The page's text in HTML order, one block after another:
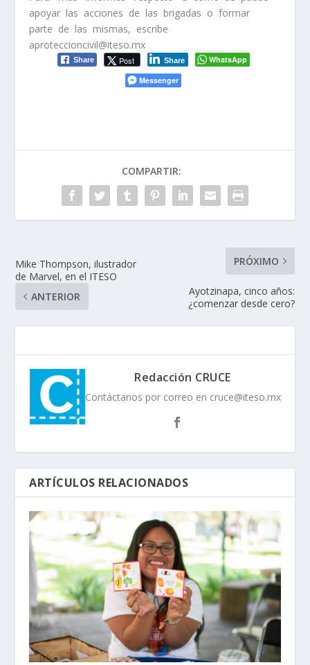
apoyar las acciones de las brigadas o formar
parte de las mismas, escribe
aproteccioncivil@iteso.mx
Share Post Share
WhatsApp
Messenger
COMPARTIR:
Mike Thompson, ilustrador
de Marvel, en el ITESO
ANTERIOR
PRÓXIMO
Ayotzinapa, cinco años:
¿comenzar desde cero?
Redacción CRUCE
Contáctanos por correo en cruce@iteso.mx
ARTÍCULOS RELACIONADOS